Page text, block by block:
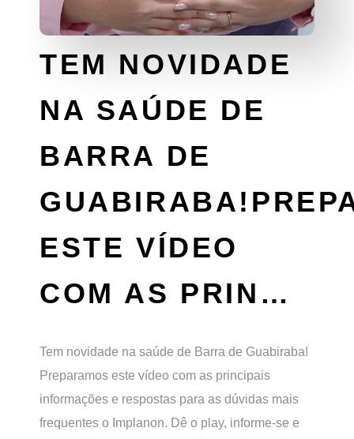
TEM NOVIDADE
NA SAÚDE DE
BARRA DE
ESTE VÍDEO
COM AS PRIN…
Tem novidade na saúde de Barra de Guabiraba!
Preparamos este vídeo com as principais
informações e respostas para as dúvidas mais
frequentes o Implanon. Dê o play, informe-se e